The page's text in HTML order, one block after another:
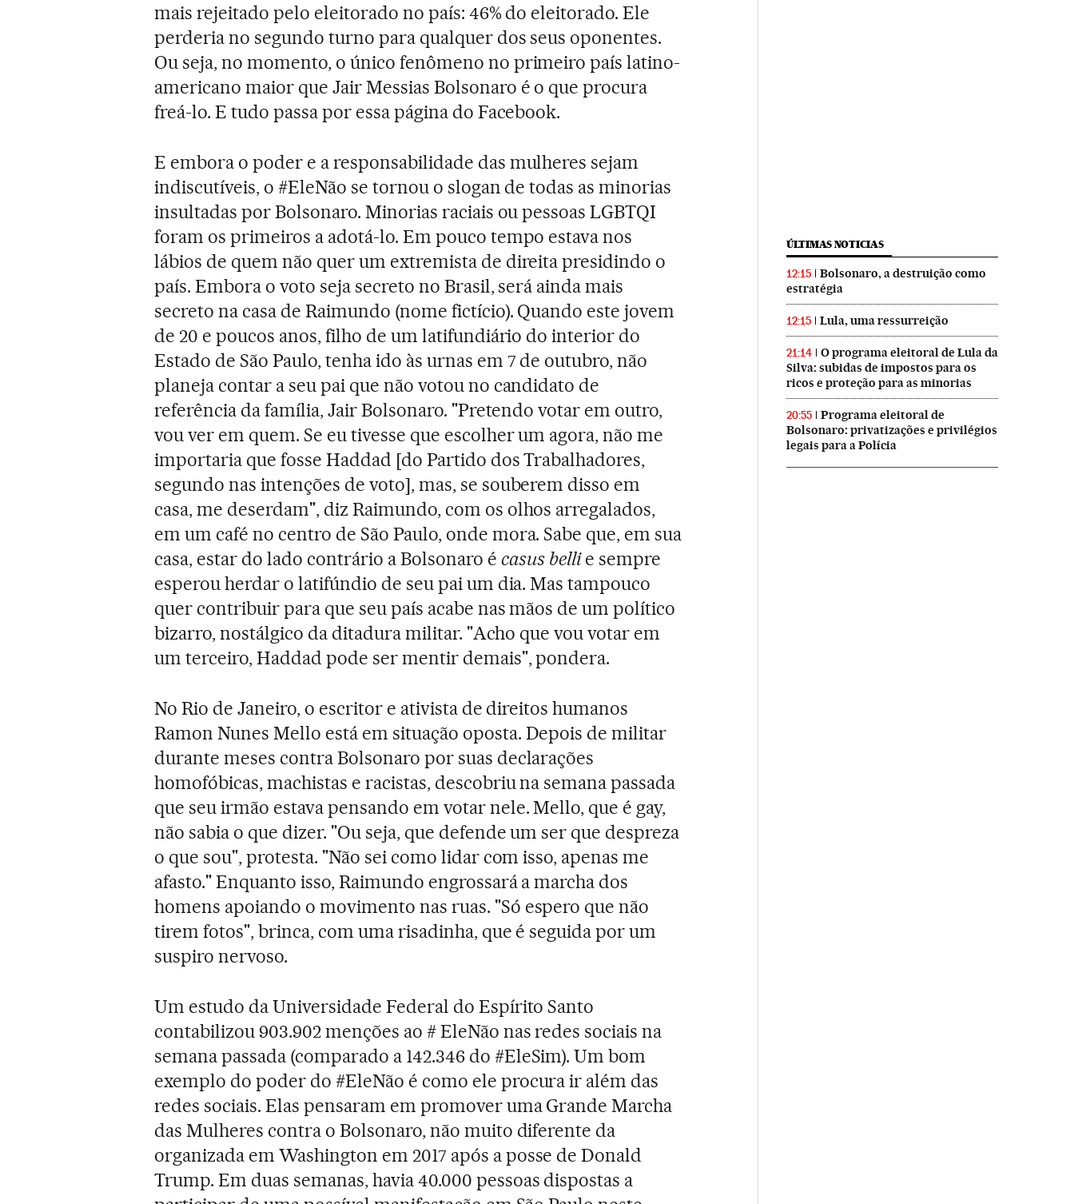
mais rejeitado pelo eleitorado no país: 46% do eleitorado. Ele
perderia no segundo turno para qualquer dos seus oponentes.
Ou seja, no momento, o único fenômeno no primeiro país latino-
americano maior que Jair Messias Bolsonaro é o que procura
freá-lo. E tudo passa por essa página do Facebook.
E embora o poder e a responsabilidade das mulheres sejam
indiscutíveis, o #EleNão se tornou o slogan de todas as minorias
insultadas por Bolsonaro. Minorias raciais ou pessoas LGBTQI
foram os primeiros a adotá-lo. Em pouco tempo estava nos
lábios de quem não quer um extremista de direita presidindo o
país. Embora o voto seja secreto no Brasil, será ainda mais
secreto na casa de Raimundo (nome fictício). Quando este jovem
de 20 e poucos anos, filho de um latifundiário do interior do
Estado de São Paulo, tenha ido às urnas em 7 de outubro, não
planeja contar a seu pai que não votou no candidato de
referência da família, Jair Bolsonaro. "Pretendo votar em outro,
vou ver em quem. Se eu tivesse que escolher um agora, não me
importaria que fosse Haddad [do Partido dos Trabalhadores,
segundo nas intenções de voto], mas, se souberem disso em
casa, me deserdam", diz Raimundo, com os olhos arregalados,
em um café no centro de São Paulo, onde mora. Sabe que, em sua
casa, estar do lado contrário a Bolsonaro é casus bellie sempre
esperou herdar o latifúndio de seu pai um dia. Mas tampouco
quer contribuir para que seu país acabe nas mãos de um político
bizarro, nostálgico da ditadura militar. "Acho que vou votar em
um terceiro, Haddad pode ser mentir demais", pondera.
No Rio de Janeiro, o escritor e ativista de direitos humanos
Ramon Nunes Mello está em situação oposta. Depois de militar
durante meses contra Bolsonaro por suas declarações
homofóbicas, machistas e racistas, descobriu na semana passada
que seu irmão estava pensando em votar nele. Mello, que é gay,
não sabia o que dizer. "Ou seja, que defende um ser que despreza
o que sou", protesta. "Não sei como lidar com isso, apenas me
afasto." Enquanto isso, Raimundo engrossará a marcha dos
homens apoiando o movimento nas ruas. "Só espero que não
tirem fotos", brinca, com uma risadinha, que é seguida por um
suspiro nervoso.
Um estudo da Universidade Federal do Espírito Santo
contabilizou 903.902 menções ao # EleNão nas redes sociais na
semana passada (comparado a 142.346 do #EleSim). Um bom
exemplo do poder do #EleNão é como ele procura ir além das
redes sociais. Elas pensaram em promover uma Grande Marcha
das Mulheres contra o Bolsonaro, não muito diferente da
organizada em Washington em 2017 após a posse de Donald
Trump. Em duas semanas, havia 40.000 pessoas dispostas a
ÚLTIMAS NOTICIAS
12:15
Bolsonaro, a destruição como
estratégia
12:15 Lula, uma ressurreição
21:14
O programa eleitoral de Lula da
Silva: subidas de impostos para os
ricos e proteção para as minorias
20:55
Programa eleitoral de
Bolsonaro: privatizações e privilégios
legais para a Polícia